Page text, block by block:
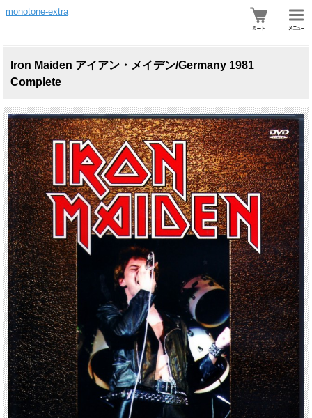
monotone-extra
Iron Maiden アイアン・メイデン/Germany 1981
Complete